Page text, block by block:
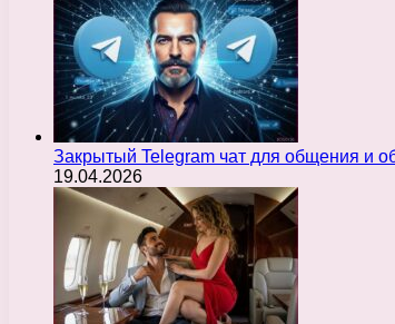
Закрытый Telegram чат для общения и
19.04.2026